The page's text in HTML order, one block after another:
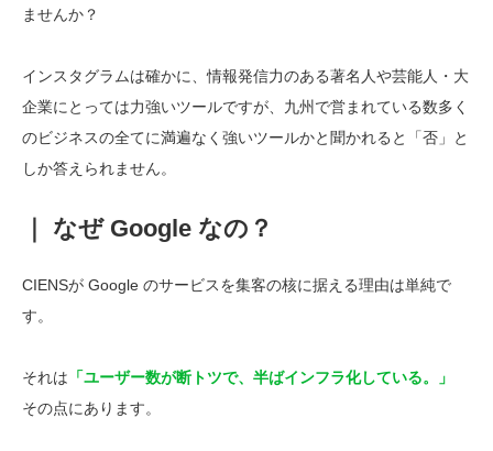
ませんか？
インスタグラムは確かに、情報発信力のある著名人や芸能人・大
企業にとっては力強いツールですが、九州で営まれている数多く
のビジネスの全てに満遍なく強いツールかと聞かれると「否」と
しか答えられません。
｜ なぜ Google なの？
CIENSが Google のサービスを集客の核に据える理由は単純で
す。
それは 「ユーザー数が断トツで、半ばインフラ化している。」
その点にあります。